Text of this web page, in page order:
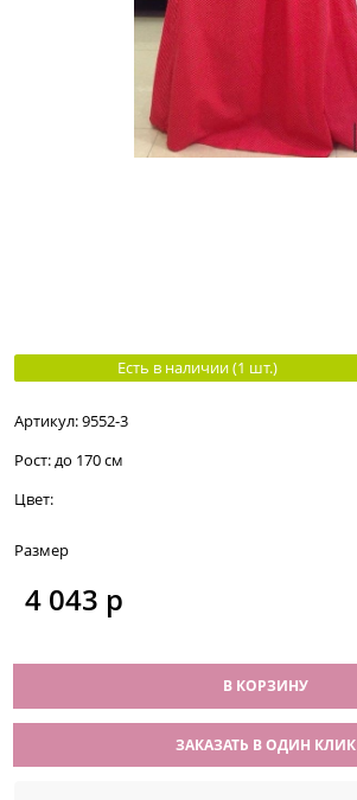
Есть в наличии (1 шт.)
Артикул:9552-3
Рост:до 170 см
Цвет:
Размер
4 043 р
В КОРЗИНУ
ЗАКАЗАТЬ В ОДИН КЛИК